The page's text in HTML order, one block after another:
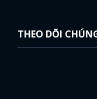
THEO DÕI